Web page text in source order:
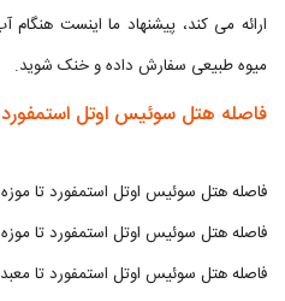
ارائه می کند، پیشنهاد ما اینست
میوه طبیعی سفارش داده و خنک شوید.
فاصله هتل سوئیس اوتل
فاصله هتل سوئیس اوتل استمفورد تا موزه ملی
فاصله هتل سوئیس اوتل استمفورد تا موزه علم و
فاصله هتل سوئیس اوتل استمفورد تا معبد توث